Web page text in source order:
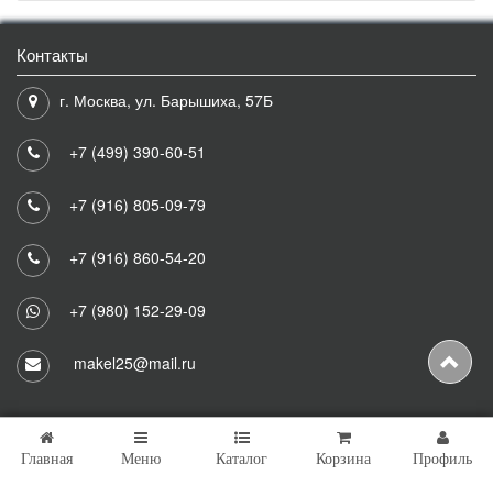
Контакты
г. Москва, ул. Барышиха, 57Б
+7 (499) 390-60-51
+7 (916) 805-09-79
+7 (916) 860-54-20
+7 (980) 152-29-09
makel25@mail.ru
Copyright © 2026 Makel25 Все права защищены.
Главная Меню Каталог Корзина Профиль